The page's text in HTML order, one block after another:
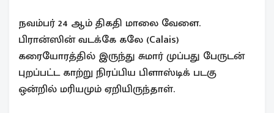
நவம்பர் 24 ஆம் திகதி மாலை வேளை.
பிரான்ஸின் வடக்கே கலே (Calais)
கரையோரத்தில் இருந்து சுமார் முப்பது பேருடன்
புறப்பட்ட காற்று நிரப்பிய பிளாஸ்டிக் படகு
ஒன்றில் மரியமும் ஏறியிருந்தாள்.